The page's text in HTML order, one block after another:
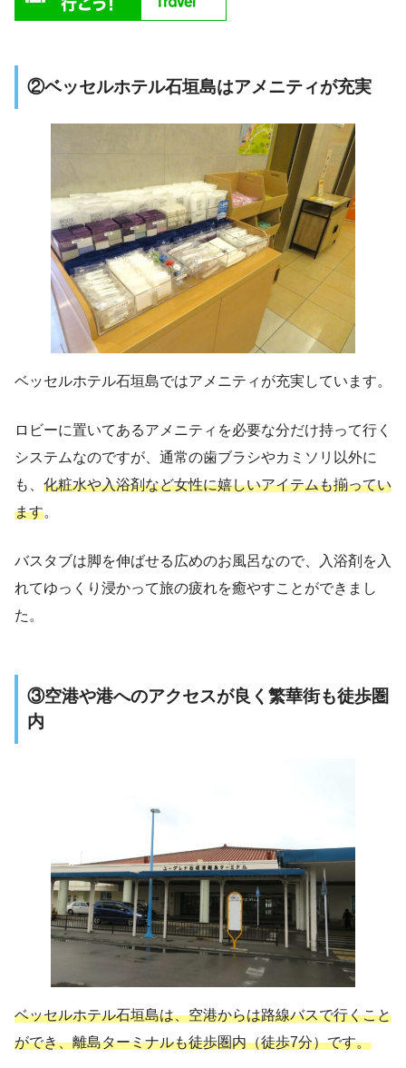
②ベッセルホテル石垣島はアメニティが充実
ベッセルホテル石垣島ではアメニティが充実しています。
ロビーに置いてあるアメニティを必要な分だけ持って行く
システムなのですが、通常の歯ブラシやカミソリ以外に
も、 化粧水や入浴剤など女性に嬉しいアイテムも揃ってい
ます。
バスタブは脚を伸ばせる広めのお風呂なので、入浴剤を入
れてゆっくり浸かって旅の疲れを癒やすことができまし
た。
③空港や港へのアクセスが良く繁華街も徒歩圏
内
ベッセルホテル石垣島は、空港からは路線バスで行くこと
ができ、離島ターミナルも徒歩圏内（徒歩7分）です。